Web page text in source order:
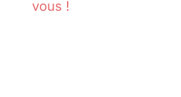
vous !